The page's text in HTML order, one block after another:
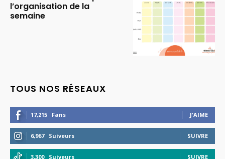
l’organisation de la
semaine
TOUS NOS RÉSEAUX
17,215 Fans J'AIME
6,967 Suiveurs SUIVRE
3,300 Suiveurs SUIVRE